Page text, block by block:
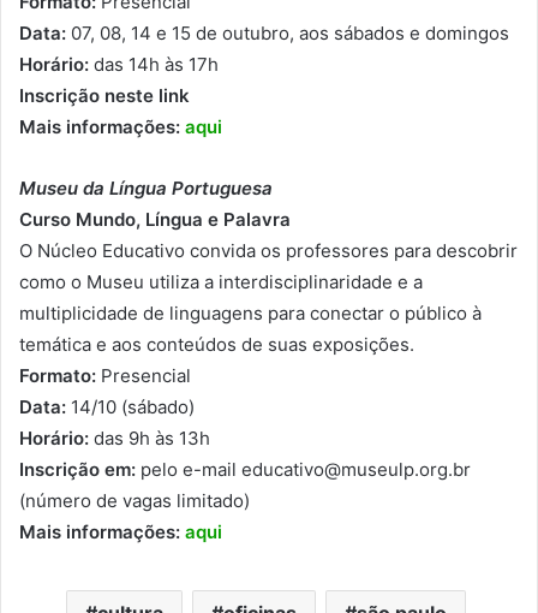
Data: 07, 08, 14 e 15 de outubro, aos sábados e domingos
Horário: das 14h às 17h
Inscrição neste link
Mais informações: aqui
Museu da Língua Portuguesa
Curso Mundo, Língua e Palavra
O Núcleo Educativo convida os professores para descobrir
como o Museu utiliza a interdisciplinaridade e a
multiplicidade de linguagens para conectar o público à
temática e aos conteúdos de suas exposições.
Formato: Presencial
Data: 14/10 (sábado)
Horário: das 9h às 13h
Inscrição em: pelo e-mail educativo@museulp.org.br
(número de vagas limitado)
Mais informações: aqui